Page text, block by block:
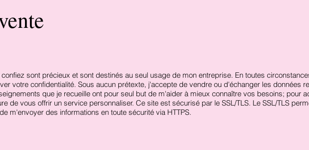
sont précieux et sont destinés au seul usage de mon entreprise. En toutes
votre confidentialité. Sous aucun prétexte, j'accepte de vendre ou d'échanger les données
que je recueille ont pour seul but de m'aider à mieux connaître vos besoins; pour
de vous offrir un service personnaliser. Ce site est sécurisé par le SSL/TLS. Le SSL/TLS
m'envoyer des informations en toute sécurité via HTTPS.